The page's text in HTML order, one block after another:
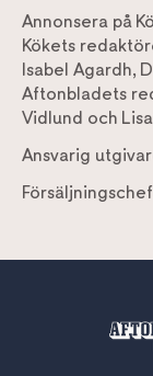
Annonsera på
Kökets
Isabel Agardh,
Aftonbladets
Vidlund och
Ansvarig